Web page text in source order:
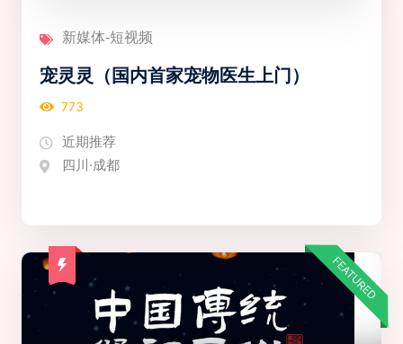
新媒体-短视频
宠灵灵（国内首家宠物医生上门）
773
近期推荐
四川·成都
FEATURED